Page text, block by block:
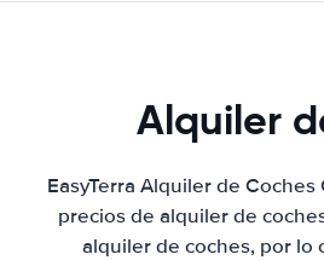
Alquiler
EasyTerra Alquiler de
precios de alquiler de
alquiler de coches, por lo